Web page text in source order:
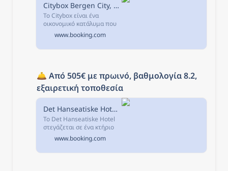
Citybox Bergen City, Μπέργκεν, Νορβηγία
Το Citybox είναι ένα
οικονομικό κατάλυμα που
βρίσκεται στο κέντρο του
Μπέργκεν, μόλις 400μ.
www.booking.com
🛎️ Από 505€ με πρωινό, βαθμολογία 8.2,
εξαιρετική τοποθεσία
Det Hanseatiske Hotel, Μπέργκεν, Νορβηγία
Το Det Hanseatiske Hotel
στεγάζεται σε ένα κτήριο
του 16ου αιώνα στην
καρδιά του Bergen, δίπλα
στο χανσεατικό μουσείο.
www.booking.com